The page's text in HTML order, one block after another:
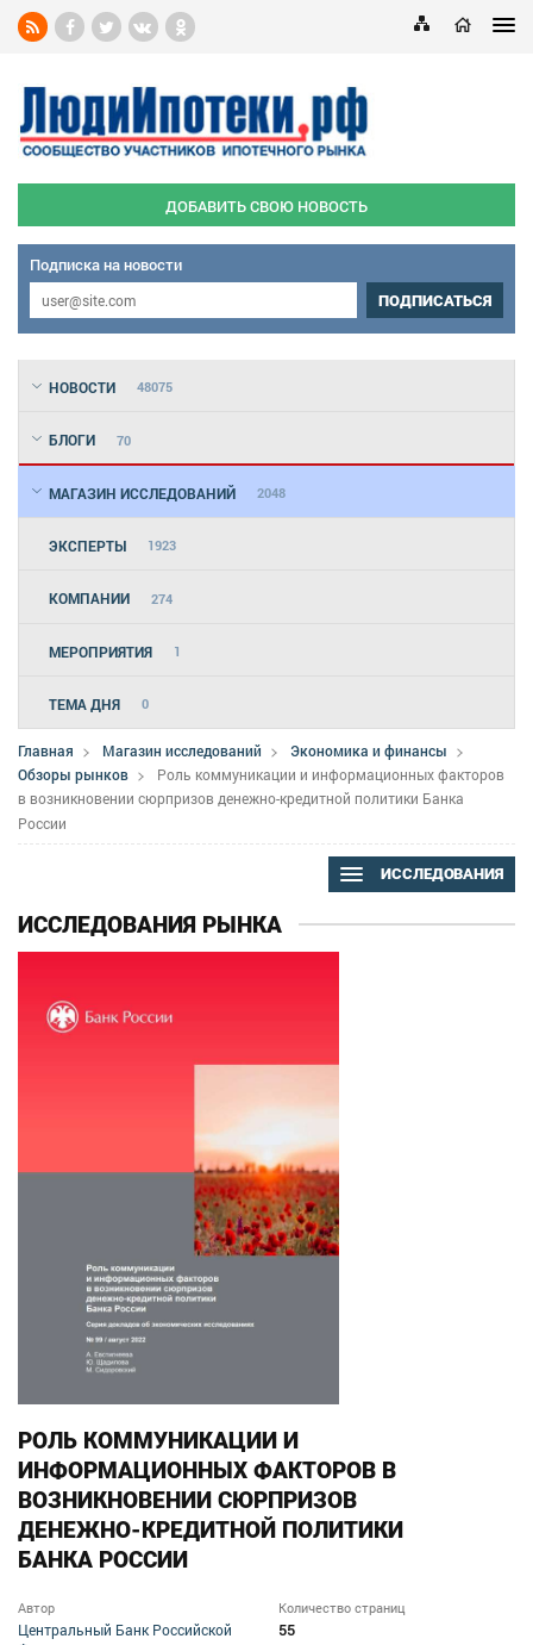
ДОБАВИТЬ СВОЮ НОВОСТЬ
Подписка на новости
ПОДПИСАТЬСЯ
НОВОСТИ 48075
БЛОГИ 70
МАГАЗИН ИССЛЕДОВАНИЙ 2048
ЭКСПЕРТЫ 1923
КОМПАНИИ 274
МЕРОПРИЯТИЯ 1
ТЕМА ДНЯ 0
Главная Магазин исследований
Экономика и финансы
Обзоры рынков
Роль коммуникации и информационных факторов
в возникновении сюрпризов денежно-кредитной политики Банка
России
ИССЛЕДОВАНИЯ
ИССЛЕДОВАНИЯ РЫНКА
РОЛЬ КОММУНИКАЦИИ И
ИНФОРМАЦИОННЫХ ФАКТОРОВ В
ВОЗНИКНОВЕНИИ СЮРПРИЗОВ
ДЕНЕЖНО-КРЕДИТНОЙ ПОЛИТИКИ
БАНКА РОССИИ
Автор
Центральный Банк Российской
Количество страниц
55